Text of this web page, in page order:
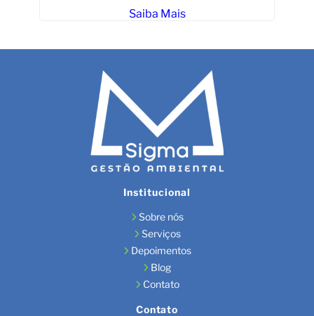
Saiba Mais
Institucional
Sobre nós
Serviços
Depoimentos
Blog
Contato
Contato